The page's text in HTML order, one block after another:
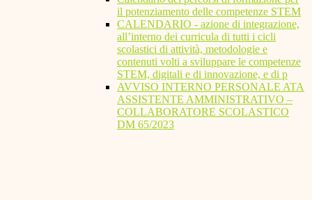
il potenziamento delle competenze STEM
CALENDARIO - azione di integrazione,
all’interno dei curricula di tutti i cicli
scolastici di attività, metodologie e
contenuti volti a sviluppare le competenze
STEM, digitali e di innovazione, e di p
AVVISO INTERNO PERSONALE ATA
ASSISTENTE AMMINISTRATIVO –
COLLABORATORE SCOLASTICO
DM 65/2023